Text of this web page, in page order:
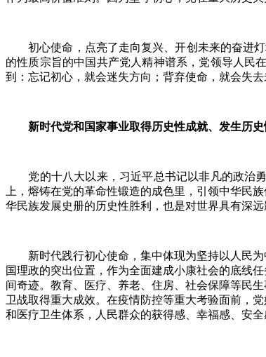
初心使命，点亮了走向复兴、开创未来的奋进灯
的性质宗旨的中国共产党人精神谱系，党领导人民
到：忘记初心，就会迷失方向；背弃使命，就会失
新时代党和国家事业取得历史性成就、发生历史
党的十八大以来，习近平总书记以非凡的政治勇
上，熔铸在党的革命性锻造的成色里，引领中华民
华民族发展史册的历史性胜利，也是对世界具有深
新时代践行初心使命，集中体现为坚持以人民为
国理政的突出位置，作为全面建成小康社会的底线
间奇迹。教育、医疗、养老、住房、社会保障等民
卫战取得重大成效。在疫情防控等重大考验面前，
和医疗卫生体系，人民群众的获得感、幸福感、安